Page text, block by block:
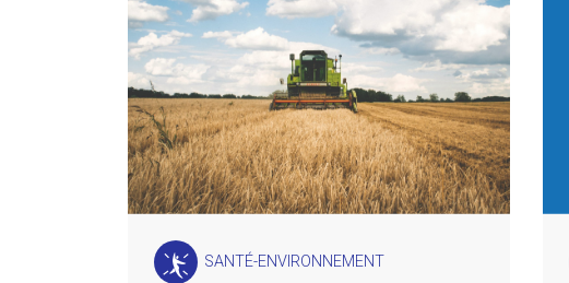
SANTÉ-ENVIRONNEMENT